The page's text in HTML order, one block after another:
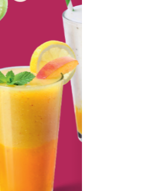
dans les
boissons
nos
des après-
façon préférée